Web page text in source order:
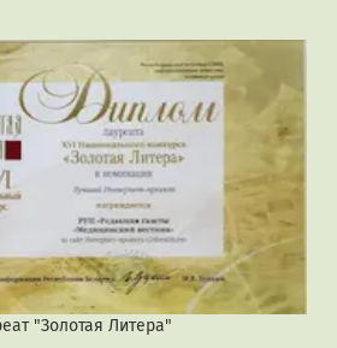
"Золотая Литера"